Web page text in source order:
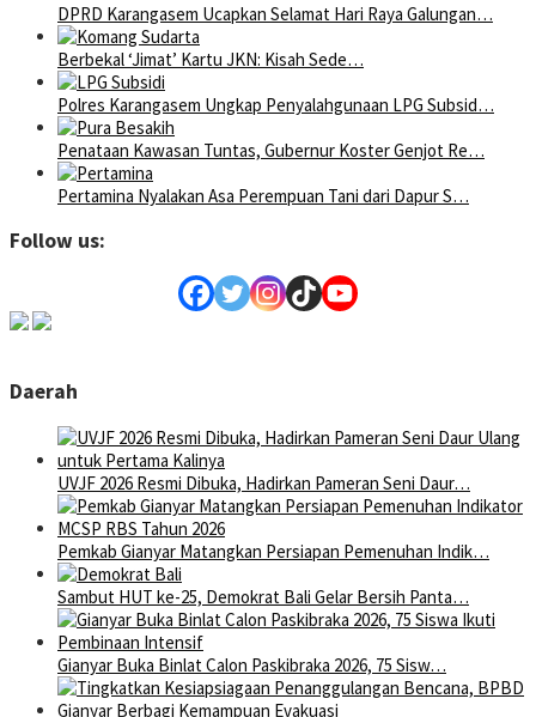
DPRD Karangasem Ucapkan Selamat Hari Raya Galungan…
Berbekal ‘Jimat’ Kartu JKN: Kisah Sede…
Polres Karangasem Ungkap Penyalahgunaan LPG Subsid…
Penataan Kawasan Tuntas, Gubernur Koster Genjot Re…
Pertamina Nyalakan Asa Perempuan Tani dari Dapur S…
Follow us:
Daerah
UVJF 2026 Resmi Dibuka, Hadirkan Pameran Seni Daur…
Pemkab Gianyar Matangkan Persiapan Pemenuhan Indik…
Sambut HUT ke-25, Demokrat Bali Gelar Bersih Panta…
Gianyar Buka Binlat Calon Paskibraka 2026, 75 Sisw…